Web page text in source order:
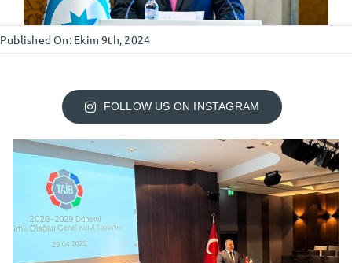
Published On: Ekim 9th, 2024
FOLLOW US ON INSTAGRAM